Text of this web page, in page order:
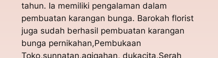
tahun. Ia memiliki pengalaman dalam
pembuatan karangan bunga. Barokah florist
juga sudah berhasil pembuatan karangan
bunga pernikahan,Pembukaan
Toko,sunnatan,aqiqahan, dukacita,Serah